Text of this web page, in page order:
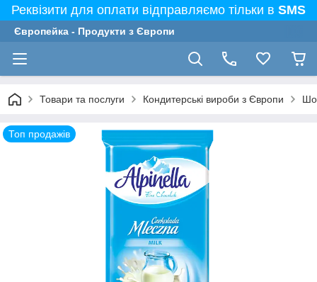
Реквізити для оплати відправляємо тільки в SMS
Європейка - Продукти з Європи
Товари та послуги Кондитерські вироби з Європи
Топ продажів